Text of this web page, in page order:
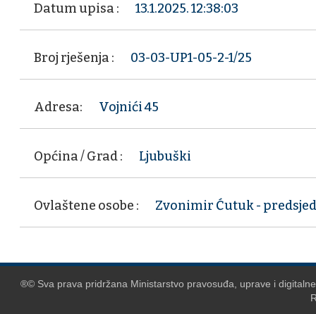
Datum upisa : 13.1.2025. 12:38:03
Broj rješenja : 03-03-UP1-05-2-1/25
Adresa: Vojnići 45
Općina / Grad : Ljubuški
Ovlaštene osobe : Zvonimir Ćutuk -
®© Sva prava pridržana Ministarstvo pravosuđa, uprave i